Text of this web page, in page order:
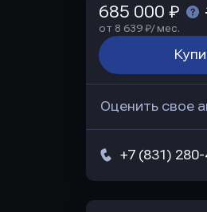
685 000 ₽
от 8 639 ₽/ мес.
Оценить свое
+7 (831)